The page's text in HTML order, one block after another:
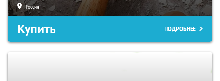
Россия
Купить ПОДРОБНЕЕ